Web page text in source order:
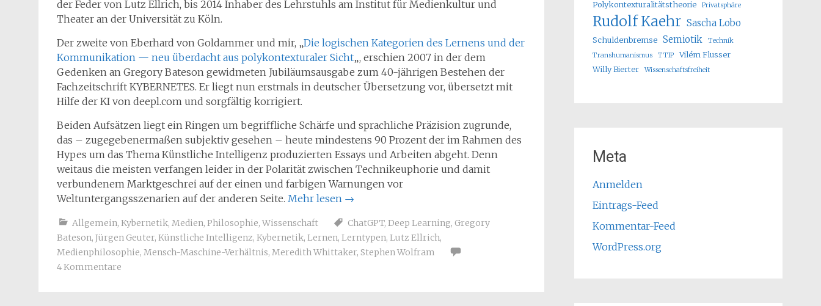
der Feder von Lutz Ellrich, bis 2014 Inhaber des Lehrstuhls am Institut für Medienkultur und
Theater an der Universität zu Köln.
Der zweite von Eberhard von Goldammer und mir, „Die logischen Kategorien des Lernens und der
Kommunikation — neu überdacht aus polykontexturaler Sicht„, erschien 2007 in der dem
Gedenken an Gregory Bateson gewidmeten Jubiläumsausgabe zum 40-jährigen Bestehen der
Fachzeitschrift KYBERNETES. Er liegt nun erstmals in deutscher Übersetzung vor, übersetzt mit
Hilfe der KI von deepl.com und sorgfältig korrigiert.
Beiden Aufsätzen liegt ein Ringen um begriffliche Schärfe und sprachliche Präzision zugrunde,
das – zugegebenermaßen subjektiv gesehen – heute mindestens 90 Prozent der im Rahmen des
Hypes um das Thema Künstliche Intelligenz produzierten Essays und Arbeiten abgeht. Denn
weitaus die meisten verfangen leider in der Polarität zwischen Technikeuphorie und damit
verbundenem Marktgeschrei auf der einen und farbigen Warnungen vor
Weltuntergangsszenarien auf der anderen Seite. Mehr lesen →
Allgemein, Kybernetik, Medien, Philosophie, Wissenschaft ChatGPT, Deep Learning, Gregory
Bateson, Jürgen Geuter, Künstliche Intelligenz, Kybernetik, Lernen, Lerntypen, Lutz Ellrich,
Medienphilosophie, Mensch-Maschine-Verhältnis, Meredith Whittaker, Stephen Wolfram
4 Kommentare
Polykontexturalitätstheorie Privatsphäre
Rudolf Kaehr Sascha Lobo
Schuldenbremse Semiotik
Technik
Transhumanismus
TTIP
Vilém Flusser
Willy Bierter
Wissenschaftsfreiheit
Meta
Anmelden
Eintrags-Feed
Kommentar-Feed
WordPress.org